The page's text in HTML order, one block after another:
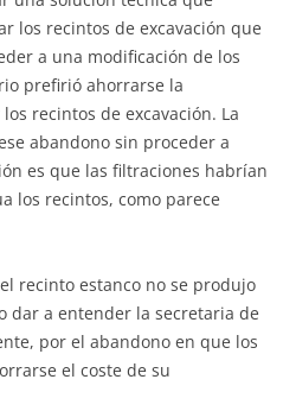
los recintos de excavación que
a una modificación de los
prefirió ahorrarse la
recintos de excavación. La
abandono sin proceder a
es que las filtraciones habrían
los recintos, como parece
recinto estanco no se produjo
dar a entender la secretaria de
por el abandono en que los
el coste de su